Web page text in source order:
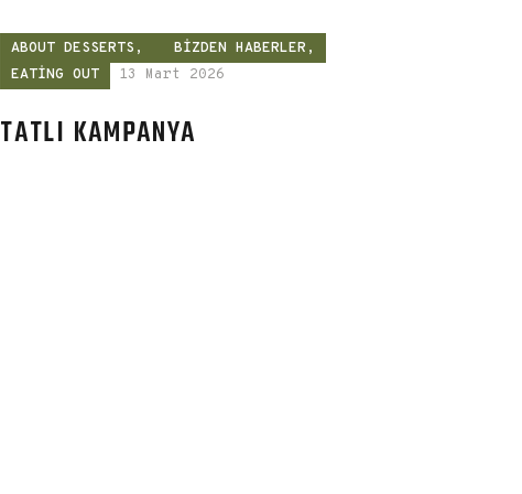
ABOUT DESSERTS,
BIZDEN HABERLER,
EATING OUT
13 Mart 2026
TATLI KAMPANYA